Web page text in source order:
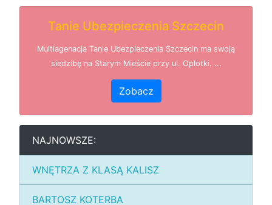
Tanie Ubezpieczenia Szczecin
Multiagenacja Tanie Ubezpieczenia Szczecin ma swoją
siedzibę na Starym Mieście przy ul. Opłotki. ...
Zobacz
NAJNOWSZE:
WNĘTRZA Z KLASĄ KALISZ
BARTOSZ KOTERBA